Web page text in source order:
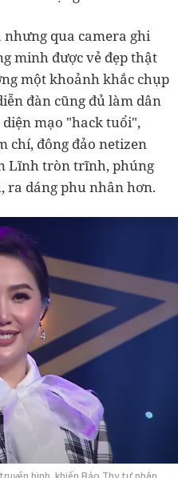
nhưng qua camera ghi
minh được vẻ đẹp thật
một khoảnh khắc chụp
đàn cũng đủ làm dân
mạo "hack tuổi",
chí, đông đảo netizen
Lĩnh tròn trĩnh, phúng
ra dáng phu nhân hơn.